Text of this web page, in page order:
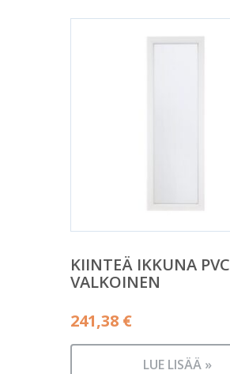
KIINTEÄ IKKUNA PVC
VALKOINEN
241,38 €
LUE LISÄÄ »